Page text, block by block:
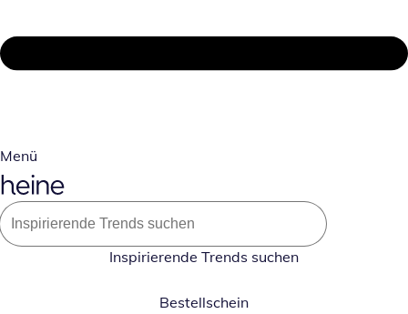
Menü
Inspirierende Trends suchen
Bestellschein